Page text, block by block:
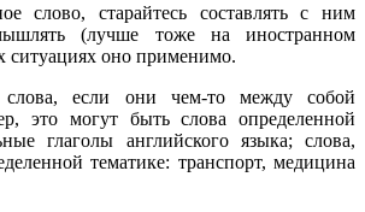
слово, старайтесь составлять с ним
(лучше тоже на иностранном
ситуациях оно применимо.
слова, если они чем-то между собой
это могут быть слова определенной
глаголы английского языка; слова,
тематике: транспорт, медицина